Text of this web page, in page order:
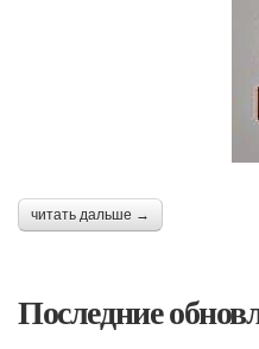
читать дальше →
Последние